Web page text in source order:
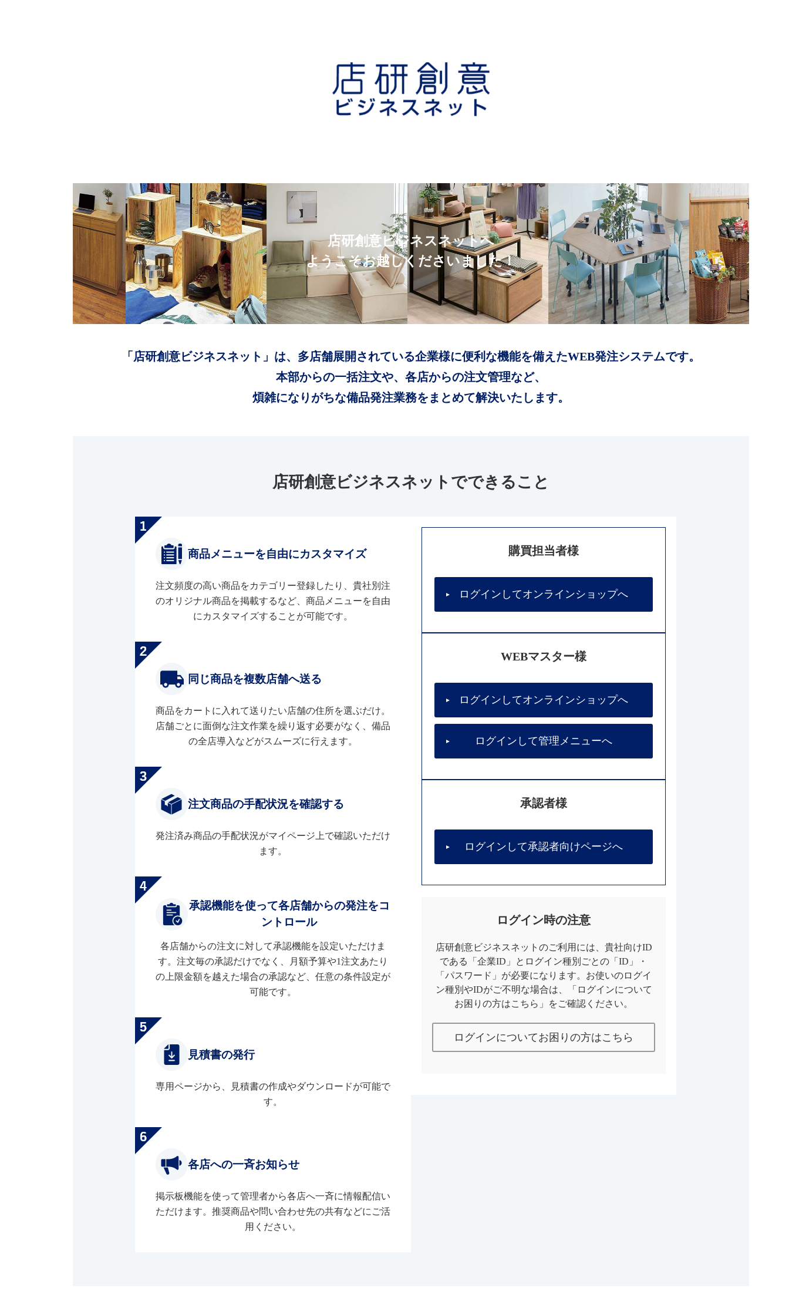
店研創意ビジネスネットへ
ようこそお越しくださいました！
「店研創意ビジネスネット」は、多店舗展開されている企業様に便利な機能を備えたWEB発注システムです。
本部からの一括注文や、各店からの注文管理など、
煩雑になりがちな備品発注業務をまとめて解決いたします。
店研創意ビジネスネットでできること
商品メニューを自由にカスタマイズ
注文頻度の高い商品をカテゴリー登録したり、貴社別注
のオリジナル商品を掲載するなど、商品メニューを自由
にカスタマイズすることが可能です。
同じ商品を複数店舗へ送る
商品をカートに入れて送りたい店舗の住所を選ぶだけ。
店舗ごとに面倒な注文作業を繰り返す必要がなく、備品
の全店導入などがスムーズに行えます。
注文商品の手配状況を確認する
発注済み商品の手配状況がマイページ上で確認いただけ
ます。
承認機能を使って各店舗からの発注をコ
ントロール
各店舗からの注文に対して承認機能を設定いただけま
す。注文毎の承認だけでなく、月額予算や1注文あたり
の上限金額を越えた場合の承認など、任意の条件設定が
可能です。
見積書の発行
専用ページから、見積書の作成やダウンロードが可能で
す。
各店への一斉お知らせ
掲示板機能を使って管理者から各店へ一斉に情報配信い
ただけます。推奨商品や問い合わせ先の共有などにご活
用ください。
購買担当者様
ログインしてオンラインショップへ
WEBマスター様
ログインしてオンラインショップへ
ログインして管理メニューへ
承認者様
ログインして承認者向けページへ
ログイン時の注意
店研創意ビジネスネットのご利用には、貴社向けID
である「企業ID」とログイン種別ごとの「ID」・
「パスワード」が必要になります。お使いのログイ
ン種別やIDがご不明な場合は、「ログインについて
お困りの方はこちら」をご確認ください。
ログインについてお困りの方はこちら